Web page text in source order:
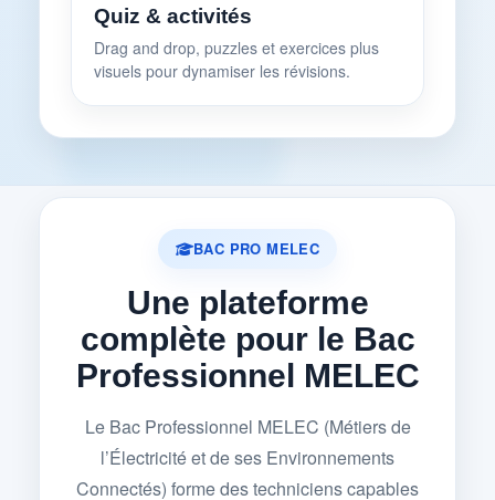
Quiz & activités
Drag and drop, puzzles et exercices plus
visuels pour dynamiser les révisions.
BAC PRO MELEC
Une plateforme
complète pour le Bac
Professionnel MELEC
Le Bac Professionnel MELEC (Métiers de
l’Électricité et de ses Environnements
Connectés) forme des techniciens capables